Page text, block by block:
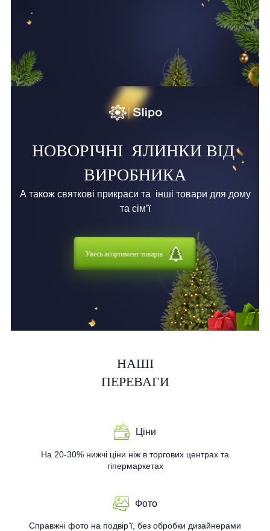
НОВОРІЧНІ ЯЛИНКИ ВІД
ВИРОБНИКА
А також святкові прикраси та інші товари для дому
та сім’ї
Увесь асортимент товарів
НАШІ
ПЕРЕВАГИ
Ціни
На 20-30% нижчі ціни ніж в торгових центрах та
гіпермаркетах
Фото
Справжні фото на подвір’ї, без обробки дизайнерами